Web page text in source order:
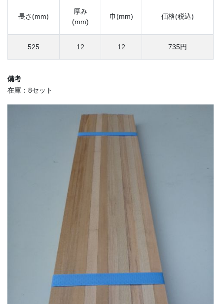
長さ(mm)
厚み
(mm)
巾(mm) 価格(税込)
525 12 12 735円
備考
在庫：8セット